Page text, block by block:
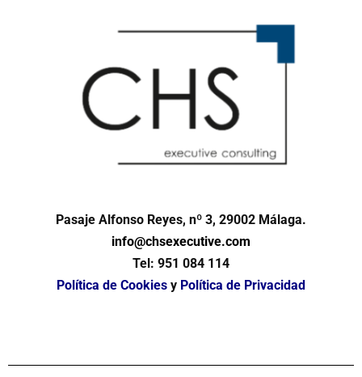
Pasaje Alfonso Reyes, nº 3, 29002 Málaga.
info@chsexecutive.com
Tel: 951 084 114
Política de Cookies y Política de Privacidad